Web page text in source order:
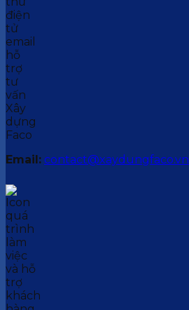
Email: contact@xaydungfaco.vn